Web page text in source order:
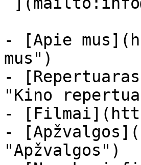
- [Apie
mus")
-
"Kino
-
-
"Apžvalgos")